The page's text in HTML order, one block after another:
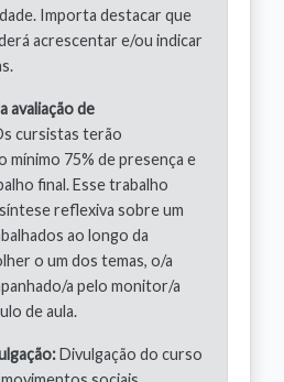
Importa destacar que
acrescentar e/ou indicar
avaliação de
cursistas terão
mínimo 75% de presença e
final. Esse trabalho
reflexiva sobre um
ao longo da
o um dos temas, o/a
a pelo monitor/a
de aula.
Divulgação do curso